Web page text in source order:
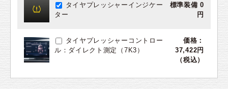
タイヤプレッシャーインジケー
ター
標準装備 0
円
タイヤプレッシャーコントロー
ル：ダイレクト測定（7K3）
価格：
37,422円
（税込）